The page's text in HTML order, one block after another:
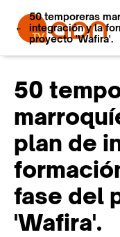
50 temporeras
integración y la
proyecto 'Wafira'.
50
plan de
fase del
'Wafira'.